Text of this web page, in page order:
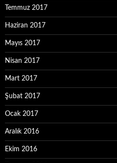
Temmuz 2017
Haziran 2017
Mayıs 2017
Nisan 2017
Mart 2017
Şubat 2017
Ocak 2017
Aralık 2016
Ekim 2016